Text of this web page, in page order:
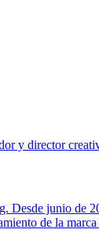
y director
junio de
de la